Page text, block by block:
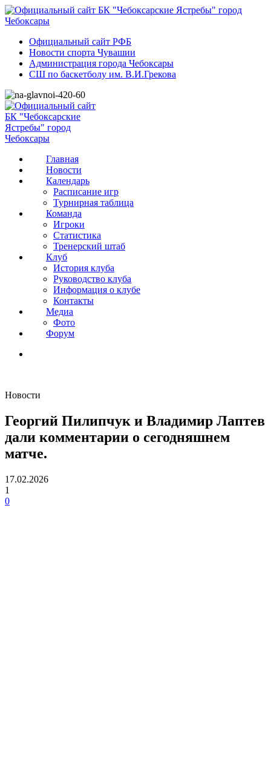
Официальный сайт РФБ
Новости спорта Чувашии
Администрация города Чебоксары
СШ по баскетболу им. В.И.Грекова
Главная
Новости
Календарь
Расписание игр
Турнирная таблица
Команда
Игроки
Статистика
Тренерский штаб
Клуб
История клуба
Руководство клуба
Информация о клубе
Контакты
Медиа
Фото
Форум
Новости
Георгий Пилипчук и Владимир Лаптев
дали комментарии о сегодняшнем
матче.
17.02.2026
1
0